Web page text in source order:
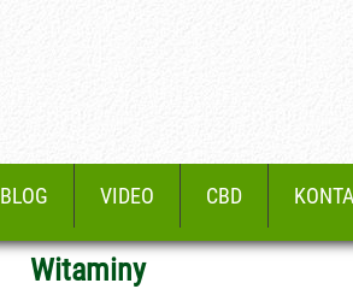
BLOG VIDEO CBD
Witaminy